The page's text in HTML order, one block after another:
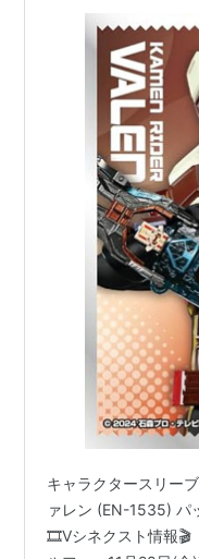
キャラクタースリー
ァレン (EN-1535) パ
🎞Vシネクスト情報🎬